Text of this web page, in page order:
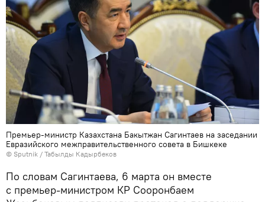
Премьер-министр Казахстана Бакытжан Сагинтаев на заседании
Евразийского межправительственного совета в Бишкеке
© Sputnik / Табылды Кадырбеков
По словам Сагинтаева, 6 марта он вместе
с премьер-министром КР Сооронбаем